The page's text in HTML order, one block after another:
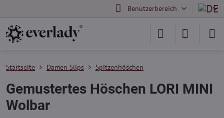
Benutzerbereich
Startseite Damen Slips Spitzenhöschen
Gemustertes Höschen LORI MINI
Wolbar